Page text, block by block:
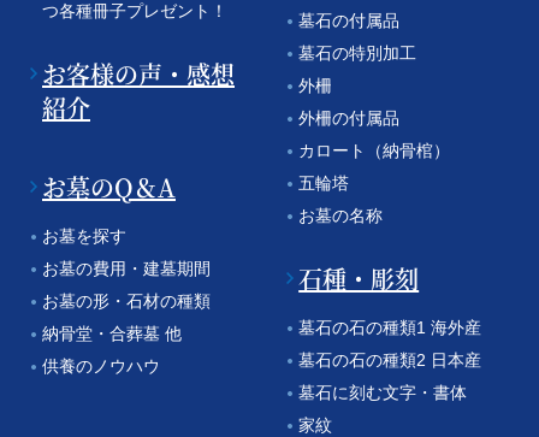
つ各種冊子プレゼント！
お客様の声・感想
紹介
お墓のQ＆A
お墓を探す
お墓の費用・建墓期間
お墓の形・石材の種類
納骨堂・合葬墓 他
供養のノウハウ
墓石の付属品
墓石の特別加工
外柵
外柵の付属品
カロート（納骨棺）
五輪塔
お墓の名称
石種・彫刻
墓石の石の種類1 海外産
墓石の石の種類2 日本産
墓石に刻む文字・書体
家紋